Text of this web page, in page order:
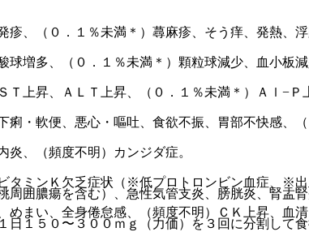
、（０．１％未満＊）蕁麻疹、そう痒、発熱、
増多、（０．１％未満＊）顆粒球減少、血小板減
上昇、ＡＬＴ上昇、（０．１％未満＊）Ａｌ−Ｐ
・軟便、悪心・嘔吐、食欲不振、胃部不快感、
、（頻度不明）カンジダ症。
ミンＫ欠乏症状（※低プロトロンビン血症、※出
まい、全身倦怠感、（頻度不明）ＣＫ上昇、血清
周囲膿瘍を含む）、急性気管支炎、膀胱炎、腎盂
１５０〜３００ｍｇ（力価）を３回に分割して食